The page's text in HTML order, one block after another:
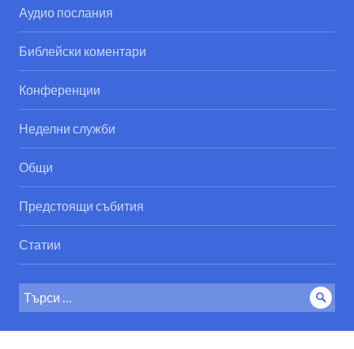
Аудио послания
Библейски коментари
Конференции
Неделни служби
Общи
Предстоящи събития
Статии
Search
for: